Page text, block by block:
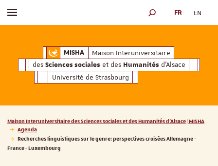
MISHAMaison Interuniversitaire des
Maison Interuniversitaire
des Sciences sociales et des Humanités d'Alsace
Université de Strasbourg
Afficher / masquer le menu MOTEUR DE
FR EN
Vous êtes ici :
Maison Interuniversitaire des Sciences sociales et des Humanités d'Alsace | MISHA
Agenda
Recherches linguistiques sur le genre: perspectives croisées Allemagne -
France - Luxembourg